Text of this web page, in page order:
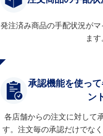
発注済み商品の手配状況が
ます
承認機能を使っ
ン
各店舗からの注文に対して
す。注文毎の承認だけでな